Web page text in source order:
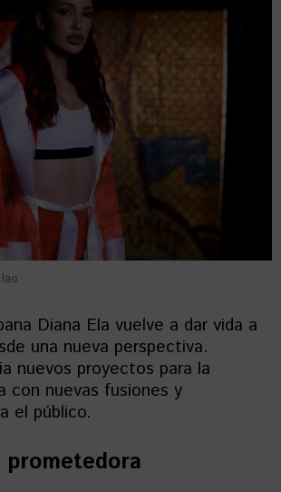
Diana Ela vuelve a dar vida a
una nueva perspectiva.
nuevos proyectos para la
con nuevas fusiones y
el público.